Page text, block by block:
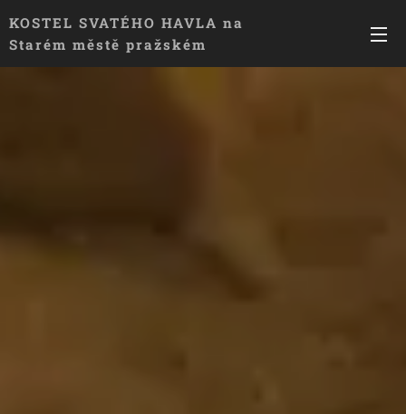
KOSTEL SVATÉHO HAVLA na
Starém městě pražském